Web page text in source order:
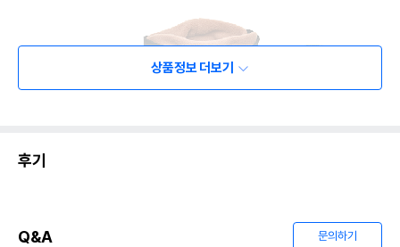
상품정보 더보기
후기
Q&A 문의하기